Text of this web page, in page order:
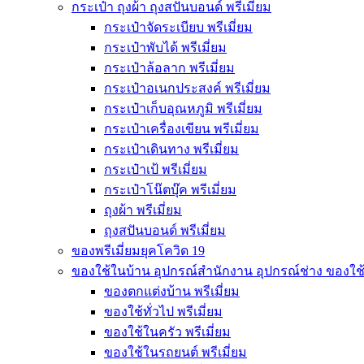
กระเป๋า ถุงผ้า ถุงสปันบอนด์ พรีเมี่ยม
กระเป๋าจัดระเบียบ พรีเมี่ยม
กระเป๋าพับได้ พรีเมี่ยม
กระเป๋าล้อลาก พรีเมี่ยม
กระเป๋าอเนกประสงค์ พรีเมี่ยม
กระเป๋าเก็บอุณหภูมิ พรีเมี่ยม
กระเป๋าเครื่องเขียน พรีเมี่ยม
กระเป๋าเดินทาง พรีเมี่ยม
กระเป๋าเป้ พรีเมี่ยม
กระเป๋าโน๊ตบุ๊ค พรีเมี่ยม
ถุงผ้า พรีเมี่ยม
ถุงสปันบอนด์ พรีเมี่ยม
ของพรีเมี่ยมยุคโควิด 19
ของใช้ในบ้าน อุปกรณ์สำนักงาน อุปกรณ์ช่าง ของใ
ของตกแต่งบ้าน พรีเมี่ยม
ของใช้ทั่วไป พรีเมี่ยม
ของใช้ในครัว พรีเมี่ยม
ของใช้ในรถยนต์ พรีเมี่ยม